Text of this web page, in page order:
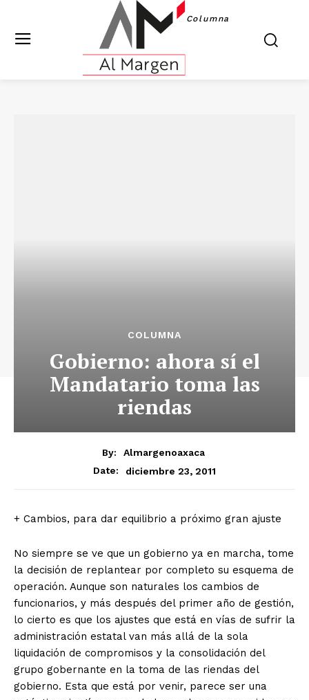
Columna
COLUMNA
Gobierno: ahora sí el
Mandatario toma las
riendas
By:
Almargenoaxaca
Date:
diciembre 23, 2011
+ Cambios, para dar equilibrio a próximo gran ajuste
No siempre se ve que un gobierno ya en marcha, tome
la decisión de replantear por completo su esquema de
operación. Aunque son naturales los cambios de
funcionarios, y más después del primer año de gestión,
lo cierto es que los ajustes que está en vías de sufrir la
administración estatal van más allá de la sola
liquidación de compromisos y la consolidación del
grupo gobernante en la toma de las riendas del
gobierno. Esta que está por venir, parece ser una